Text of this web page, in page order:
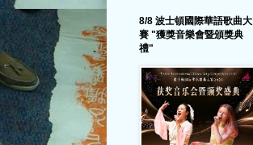
8/8 波士頓國際華語歌曲大
賽 "獲獎音樂會暨頒獎典
禮"